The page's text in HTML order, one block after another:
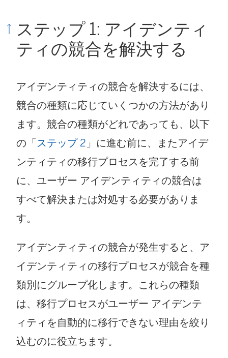
ステップ 1: アイデンティ
ティの競合を解決する
アイデンティティの競合を解決するには、
競合の種類に応じていくつかの方法があり
ます。競合の種類がどれであっても、以下
の「ステップ 2 」に進む前に、またアイデ
ンティティの移行プロセスを完了する前
に、ユーザー アイデンティティの競合は
すべて解決または対処する必要がありま
す。
アイデンティティの競合が発生すると、ア
イデンティティの移行プロセスが競合を種
類別にグループ化します。これらの種類
は、移行プロセスがユーザー アイデンテ
ィティを自動的に移行できない理由を絞り
込むのに役立ちます。